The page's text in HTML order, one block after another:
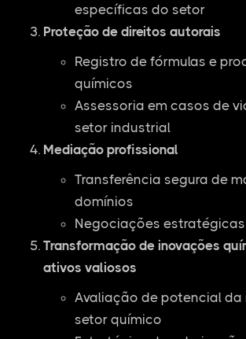
específicas do setor
Proteção de direitos autorais
Registro de fórmulas e
químicos
Assessoria em casos de
setor industrial
Mediação profissional
Transferência segura de
domínios
Negociações estratégicas
Transformação de inovações
ativos valiosos
Avaliação de potencial da
setor químico